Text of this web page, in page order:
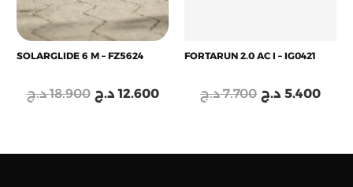
SOLARGLIDE 6 M – FZ5624
18.900 د.ج 12.600 د.ج
FORTARUN 2.0 AC I – IG0421
7.700 د.ج 5.400 د.ج